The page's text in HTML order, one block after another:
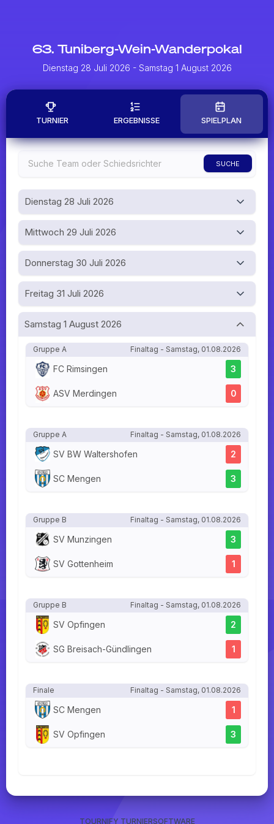
63. Tuniberg-Wein-Wanderpokal
Dienstag 28 Juli 2026 - Samstag 1 August 2026
TURNIER ERGEBNISSE SPIELPLAN
SUCHE
Dienstag 28 Juli 2026
Mittwoch 29 Juli 2026
Donnerstag 30 Juli 2026
Freitag 31 Juli 2026
Samstag 1 August 2026
Gruppe A Finaltag - Samstag, 01.08.2026
FC Rimsingen 3
ASV Merdingen 0
Gruppe A Finaltag - Samstag, 01.08.2026
SV BW Waltershofen 2
SC Mengen 3
Gruppe B Finaltag - Samstag, 01.08.2026
SV Munzingen 3
SV Gottenheim 1
Gruppe B Finaltag - Samstag, 01.08.2026
SV Opfingen 2
SG Breisach-Gündlingen 1
Finale Finaltag - Samstag, 01.08.2026
SC Mengen 1
SV Opfingen 3
TOURNIFY TURNIERSOFTWARE